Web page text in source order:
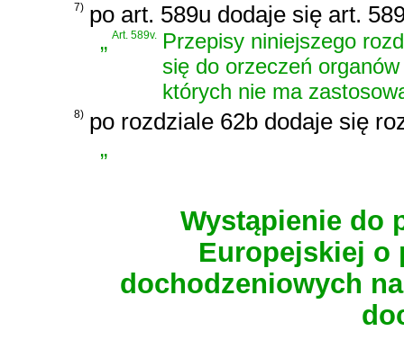
7) po art. 589u dodaje się art.
„Art. 589v. Przepisy niniejszego
się do orzeczeń
których nie ma
8) po rozdziale 62b dodaje się
„
Wystąpienie do
Europejskiej o
dochodzeniowych